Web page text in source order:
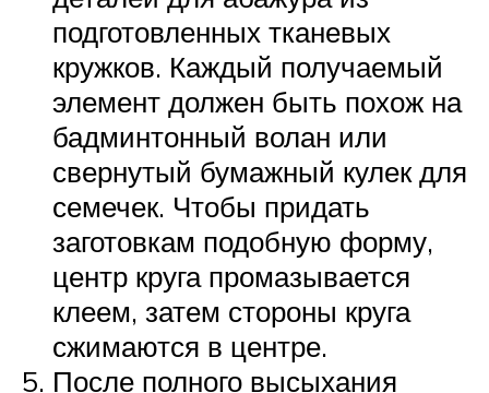
подготовленных тканевых
кружков. Каждый получаемый
элемент должен быть похож на
бадминтонный волан или
свернутый бумажный кулек для
семечек. Чтобы придать
заготовкам подобную форму,
центр круга промазывается
клеем, затем стороны круга
сжимаются в центре.
После полного высыхания